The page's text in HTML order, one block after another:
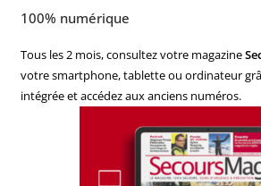
100% numérique
Tous les 2 mois, consultez votre magazine
votre smartphone, tablette ou ordinateur
intégrée et accédez aux anciens numéros.